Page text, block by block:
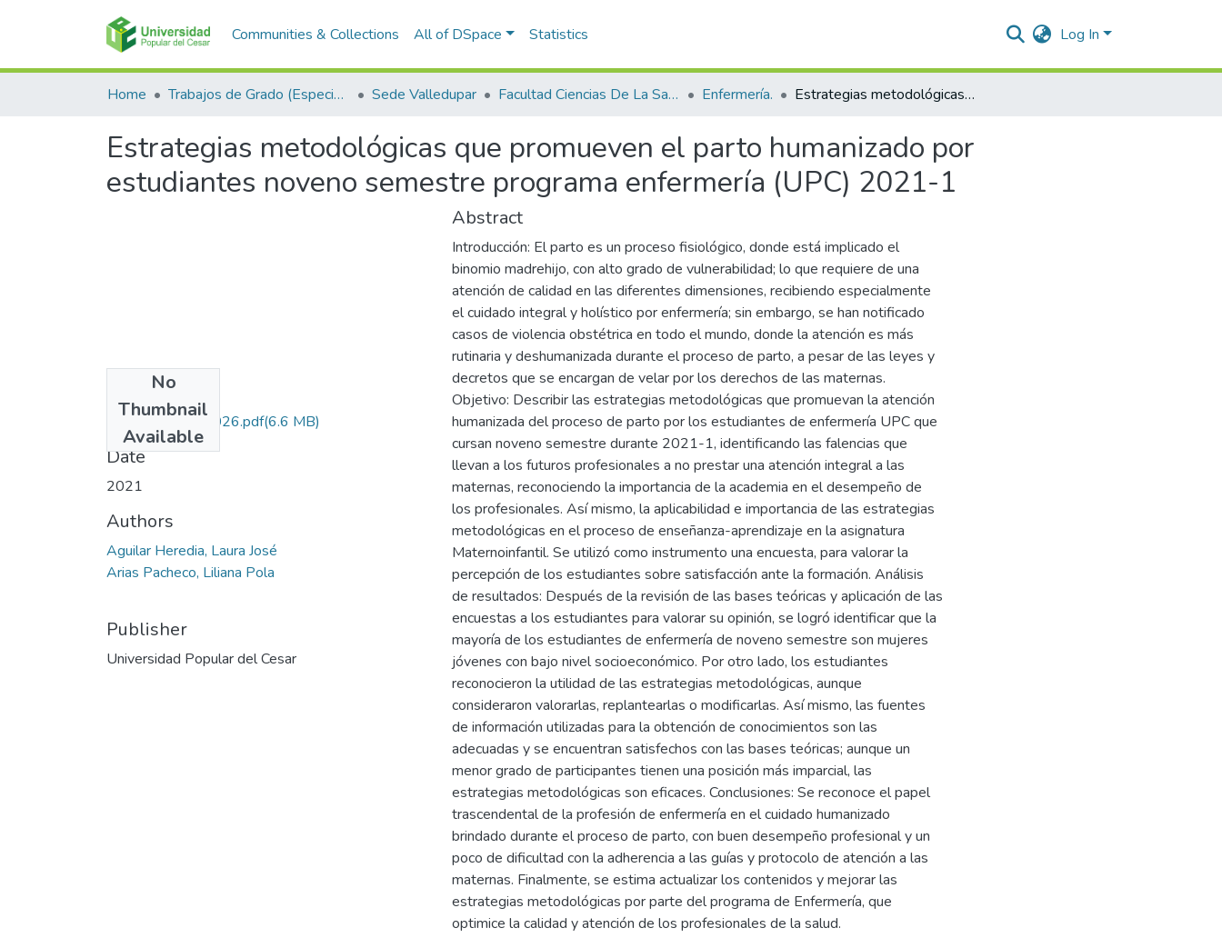
Communities & Collections All of DSpace Statistics Log In
Home Trabajos de Grado (Especializaciones y Pregrados) Sede Valledupar Facultad Ciencias De La Salud. Enfermería. Estrategias metodológicas que promueven el parto humanizado por estudiantes noveno semestre programa enfermería (UPC) 2021-1
Estrategias metodológicas que promueven el parto humanizado por
estudiantes noveno semestre programa enfermería (UPC) 2021-1
No
Thumbnail
Available
AguilarHeredia.2026.pdf(6.6 MB)
Date
2021
Authors
Aguilar Heredia, Laura José
Arias Pacheco, Liliana Pola
Publisher
Universidad Popular del Cesar
Abstract
Introducción: El parto es un proceso fisiológico, donde está implicado el
binomio madrehijo, con alto grado de vulnerabilidad; lo que requiere de una
atención de calidad en las diferentes dimensiones, recibiendo especialmente
el cuidado integral y holístico por enfermería; sin embargo, se han notificado
casos de violencia obstétrica en todo el mundo, donde la atención es más
rutinaria y deshumanizada durante el proceso de parto, a pesar de las leyes y
decretos que se encargan de velar por los derechos de las maternas.
Objetivo: Describir las estrategias metodológicas que promuevan la atención
humanizada del proceso de parto por los estudiantes de enfermería UPC que
cursan noveno semestre durante 2021-1, identificando las falencias que
llevan a los futuros profesionales a no prestar una atención integral a las
maternas, reconociendo la importancia de la academia en el desempeño de
los profesionales. Así mismo, la aplicabilidad e importancia de las estrategias
metodológicas en el proceso de enseñanza-aprendizaje en la asignatura
Maternoinfantil. Se utilizó como instrumento una encuesta, para valorar la
percepción de los estudiantes sobre satisfacción ante la formación. Análisis
de resultados: Después de la revisión de las bases teóricas y aplicación de las
encuestas a los estudiantes para valorar su opinión, se logró identificar que la
mayoría de los estudiantes de enfermería de noveno semestre son mujeres
jóvenes con bajo nivel socioeconómico. Por otro lado, los estudiantes
reconocieron la utilidad de las estrategias metodológicas, aunque
consideraron valorarlas, replantearlas o modificarlas. Así mismo, las fuentes
de información utilizadas para la obtención de conocimientos son las
adecuadas y se encuentran satisfechos con las bases teóricas; aunque un
menor grado de participantes tienen una posición más imparcial, las
estrategias metodológicas son eficaces. Conclusiones: Se reconoce el papel
trascendental de la profesión de enfermería en el cuidado humanizado
brindado durante el proceso de parto, con buen desempeño profesional y un
poco de dificultad con la adherencia a las guías y protocolo de atención a las
maternas. Finalmente, se estima actualizar los contenidos y mejorar las
estrategias metodológicas por parte del programa de Enfermería, que
optimice la calidad y atención de los profesionales de la salud.